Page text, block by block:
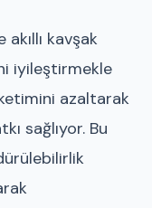
kavşak
iyileştirmekle
azaltarak
sağlıyor. Bu